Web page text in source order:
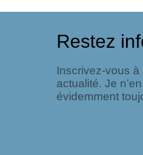
Restez
Inscrivez-vous à
actualité. Je
évidemment